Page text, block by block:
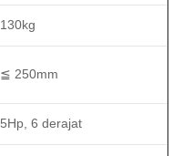
130kg
≦ 250mm
5Hp, 6 derajat